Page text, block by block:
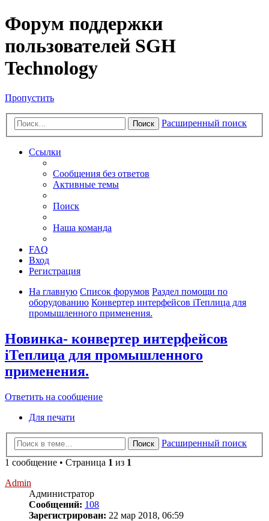
Форум поддержки
пользователей SGH
Technology
Пропустить
Поиск Расширенный поиск
Ссылки
Сообщения без ответов
Активные темы
Поиск
Наша команда
FAQ
Вход
Регистрация
На главную Список форумов Раздел помощи по
оборудованию Конвертер интерфейсов iТеплица для
промышленного применения.
Новинка- конвертер интерфейсов
iТеплица для промышленного
применения.
Ответить на сообщение
Для печати
Поиск
Расширенный поиск
1 сообщение • Страница 1 из 1
Admin
Администратор
Сообщений: 108
Зарегистрирован: 22 мар 2018, 06:59